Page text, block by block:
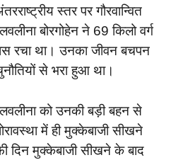
स्तर पर गौरवान्वित
बोरगोहेन ने 69 किलो वर्ग
रचा था। उनका जीवन बचपन
से भरा हुआ था।
को उनकी बड़ी बहन से
में ही मुक्केबाजी सीखने
दिन मुक्केबाजी सीखने के बाद